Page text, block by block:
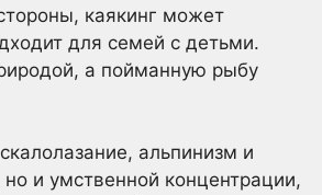
каякинг может
для семей с детьми.
а пойманную рыбу
альпинизм и
и умственной концентрации,